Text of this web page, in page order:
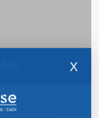
2025, 15:22
:11/02/2026, 17:28
X